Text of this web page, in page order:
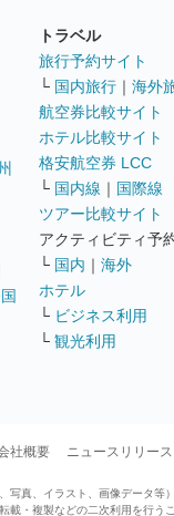
トラベル
旅行予約サイト
└ 国内旅行 ｜ 海外
航空券比較サイト
ホテル比較サイト
格安航空券 LCC
└ 国内線 ｜ 国際線
ツアー比較サイト
アクティビティ予
└ 国内 ｜ 海外
ホテル
└ ビジネス利用
└ 観光利用
社概要 ニュースリリース
写真、イラスト、画像データ等
載・複製などの二次利用を行う